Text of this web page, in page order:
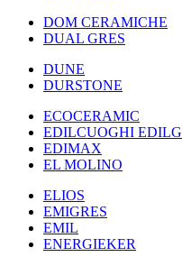
DOM CERAMICHE
DUAL GRES
DUNE
DURSTONE
ECOCERAMIC
EDILCUOGHI
EDIMAX
EL MOLINO
ELIOS
EMIGRES
EMIL
ENERGIEKER